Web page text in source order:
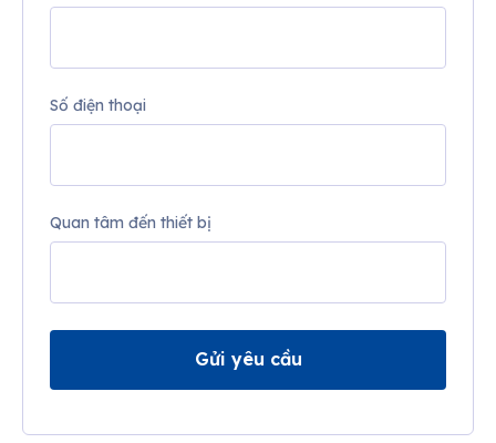
Số điện thoại
Quan tâm đến thiết bị
Gửi yêu cầu